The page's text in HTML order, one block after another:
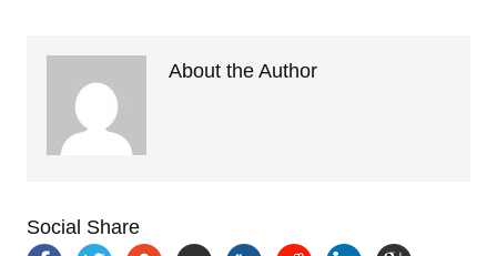
About the Author
Social Share